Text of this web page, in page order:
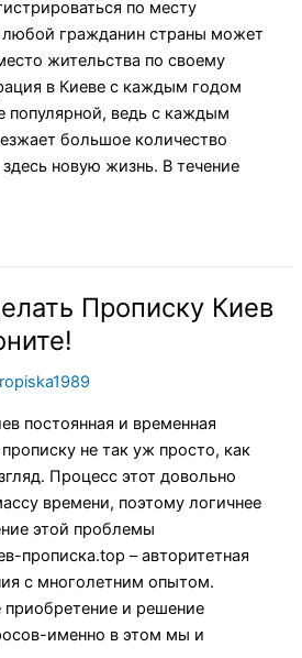
по месту
любой гражданин страны может
жительства по своему
в Киеве с каждым годом
популярной, ведь с каждым
большое количество
новую жизнь. В течение
Прописку Киев
постоянная и временная
не так уж просто, как
Процесс этот довольно
времени, поэтому логичнее
этой проблемы
прописка.top – авторитетная
с многолетним опытом.
приобретение и решение
именно в этом мы и